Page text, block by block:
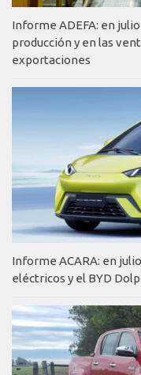
Informe ADEFA: en
producción y en las
exportaciones
Informe ACARA: en
eléctricos y el BYD